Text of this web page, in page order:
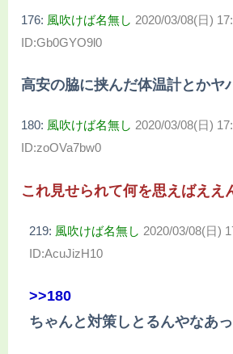
176: 風吹けば名無し 2020/03/08(日)
ID:Gb0GYO9l0
高安の脇に挟んだ体温計とかヤ
180: 風吹けば名無し 2020/03/08(日)
ID:zoOVa7bw0
これ見せられて何を思えばええ
219: 風吹けば名無し 2020/03/08(日)
ID:AcuJizH10
>>180
ちゃんと対策しとるんやなあ